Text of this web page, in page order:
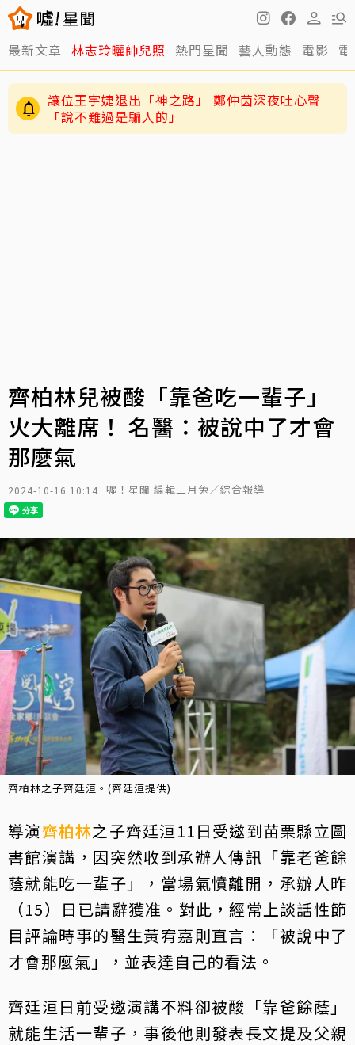
最新文章 林志玲曬帥兒照 熱門星聞 藝人動態 電影
讓位王宇婕退出「神之路」 鄭仲茵深夜吐心聲
「說不難過是騙人的」
齊柏林兒被酸「靠爸吃一輩子」
火大離席！ 名醫：被說中了才會
那麼氣
2024-10-16 10:14 噓！星聞 編輯三月兔／綜合報導
齊柏林之子齊廷洹。(齊廷洹提供)
導演齊柏林之子齊廷洹11日受邀到苗栗縣立圖
書館演講，因突然收到承辦人傳訊「靠老爸餘
蔭就能吃一輩子」，當場氣憤離開，承辦人昨
（15）日已請辭獲准。對此，經常上談話性節
目評論時事的醫生黃宥嘉則直言：「被說中了
才會那麼氣」，並表達自己的看法。
齊廷洹日前受邀演講不料卻被酸「靠爸餘蔭」
就能生活一輩子，事後他則發表長文提及父親